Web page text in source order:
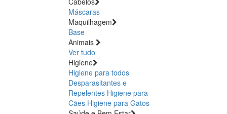
Máscaras
Maquilhagem
Base
Animais
Ver tudo
Higiene
Higiene para todos
Desparasitantes e
Repelentes Higiene para
Cães Higiene para Gatos